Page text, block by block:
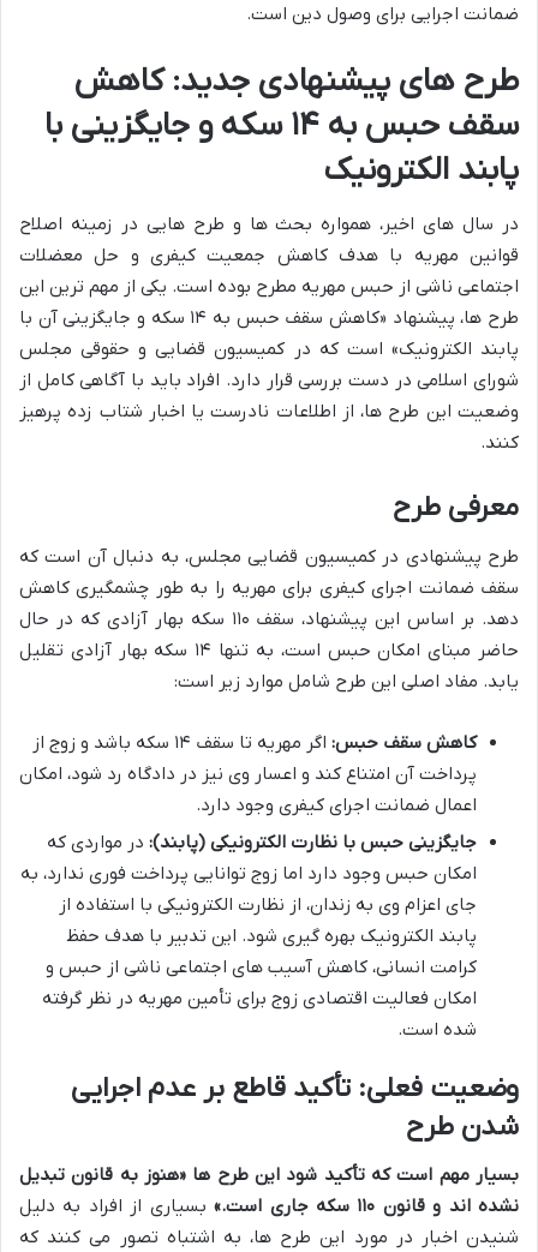
ضمانت اجرایی برای وصول دین است.
طرح های پیشنهادی جدید: کاهش
سقف حبس به ۱۴ سکه و جایگزینی با
پابند الکترونیک
در سال های اخیر، همواره بحث ها و طرح هایی در زمینه اصلاح
قوانین مهریه با هدف کاهش جمعیت کیفری و حل معضلات
اجتماعی ناشی از حبس مهریه مطرح بوده است. یکی از مهم ترین این
طرح ها، پیشنهاد «کاهش سقف حبس به ۱۴ سکه و جایگزینی آن با
پابند الکترونیک» است که در کمیسیون قضایی و حقوقی مجلس
شورای اسلامی در دست بررسی قرار دارد. افراد باید با آگاهی کامل از
وضعیت این طرح ها، از اطلاعات نادرست یا اخبار شتاب زده پرهیز
کنند.
معرفی طرح
طرح پیشنهادی در کمیسیون قضایی مجلس، به دنبال آن است که
سقف ضمانت اجرای کیفری برای مهریه را به طور چشمگیری کاهش
دهد. بر اساس این پیشنهاد، سقف ۱۱۰ سکه بهار آزادی که در حال
حاضر مبنای امکان حبس است، به تنها ۱۴ سکه بهار آزادی تقلیل
یابد. مفاد اصلی این طرح شامل موارد زیر است:
کاهش سقف حبس:
اگر مهریه تا سقف ۱۴ سکه باشد و زوج از
پرداخت آن امتناع کند و اعسار وی نیز در دادگاه رد شود، امکان
اعمال ضمانت اجرای کیفری وجود دارد.
جایگزینی حبس با نظارت الکترونیکی (پابند): در مواردی که
امکان حبس وجود دارد اما زوج توانایی پرداخت فوری ندارد، به
جای اعزام وی به زندان، از نظارت الکترونیکی با استفاده از
پابند الکترونیک بهره گیری شود. این تدبیر با هدف حفظ
کرامت انسانی، کاهش آسیب های اجتماعی ناشی از حبس و
امکان فعالیت اقتصادی زوج برای تأمین مهریه در نظر گرفته
شده است.
وضعیت فعلی: تأکید قاطع بر عدم اجرایی
شدن طرح
بسیار مهم است که تأکید شود این طرح ها «هنوز به قانون تبدیل
نشده اند و قانون ۱۱۰ سکه جاری است.»
بسیاری از افراد به دلیل
شنیدن اخبار در مورد این طرح ها، به اشتباه تصور می کنند که